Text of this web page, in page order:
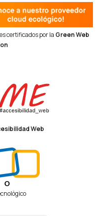
certificados por la Green Web
Web